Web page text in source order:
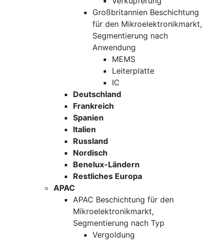
Großbritannien Beschichtung
für den Mikroelektronikmarkt,
Segmentierung nach
Anwendung
MEMS
Leiterplatte
IC
Deutschland
Frankreich
Spanien
Italien
Russland
Nordisch
Benelux-Ländern
Restliches Europa
APAC
APAC Beschichtung für den
Mikroelektronikmarkt,
Segmentierung nach Typ
Vergoldung